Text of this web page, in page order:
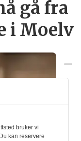
gå fra
i Moelv
–
bruker vi
kan reservere